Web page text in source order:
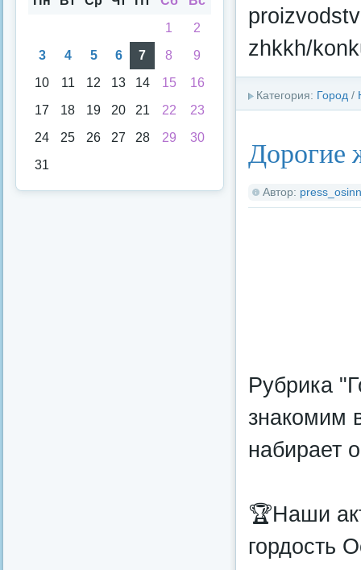
zhkkh/
Категория: Город /
Дорогие
Автор:
Рубрика
знакомим
набирает
🏆Наши
гордость
1
2
3
4 5 6 7 8
9
10
11 12 13 14 15
16
17
18 19 20 21 22
23
24
25 26 27 28 29
30
31